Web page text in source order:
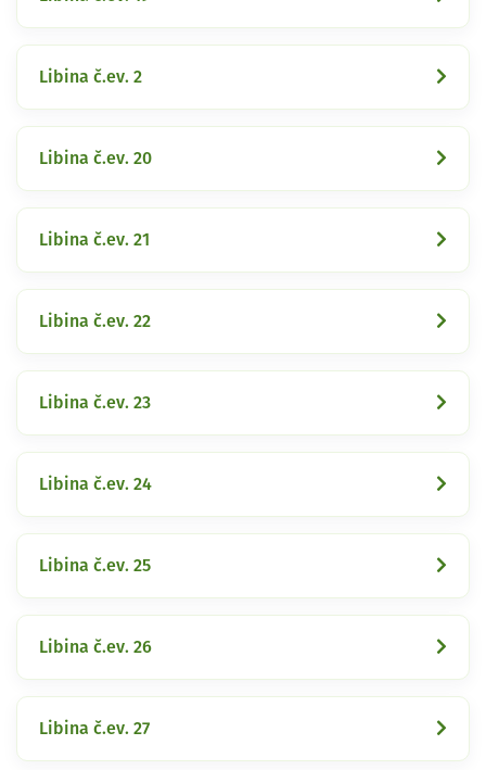
Libina č.ev. 2
Libina č.ev. 20
Libina č.ev. 21
Libina č.ev. 22
Libina č.ev. 23
Libina č.ev. 24
Libina č.ev. 25
Libina č.ev. 26
Libina č.ev. 27